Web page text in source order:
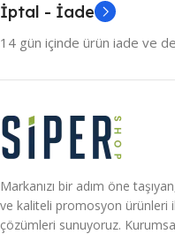
İptal - İade
14 gün içinde ürün iade ve
Markanızı bir adım öne
ve kaliteli promosyon ürünleri
çözümleri sunuyoruz.